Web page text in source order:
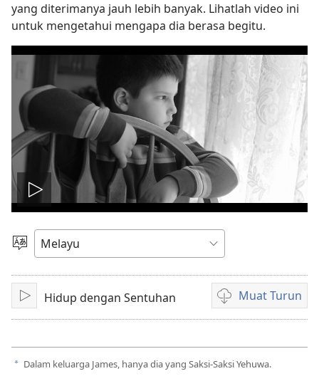
yang diterimanya jauh lebih banyak. Lihatlah video ini
untuk mengetahui mengapa dia berasa begitu.
Mainkan
video
Pilih
Bahasa
MainHidup dengan Sentuhan Muat Turun
Pilihan
untuk
video
a Dalam keluarga James, hanya dia yang Saksi-Saksi Yehuwa.